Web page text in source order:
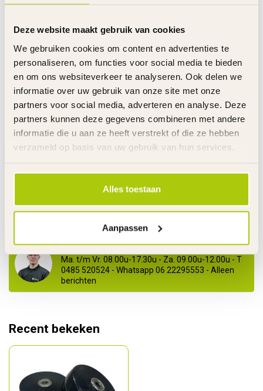
Deze website maakt gebruik van cookies
We gebruiken cookies om content en advertenties te
personaliseren, om functies voor social media te bieden
en om ons websiteverkeer te analyseren. Ook delen we
informatie over uw gebruik van onze site met onze
partners voor social media, adverteren en analyse. Deze
partners kunnen deze gegevens combineren met andere
informatie die u aan ze heeft verstrekt of die ze hebben
verzameld op basis van uw gebruik van hun services.
Alles toestaan
Aanpassen
Op voorraad
Achter Wiel Drift Trike
Op voorraad
€27,95
€19,95
RAZOR RIJDEND SPEELGOED
Razor Compleet Achterwiel
Riprider Lightshow -
W20036515048
500 Watt - W25143401030
Op voorraad
Heeft u vragen over dit product?
Ma. t/m Vr. 08.00u-17.30u - Za. 09.00u-12.00u - T
0485 520524 - Whatsapp 06 22295553 - Alleen
berichten
Recent bekeken